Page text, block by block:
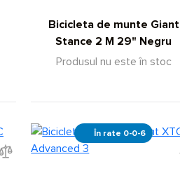
Bicicleta de munte Giant
Stance 2 M 29" Negru
Produsul nu este în stoc
În rate 0-0-6